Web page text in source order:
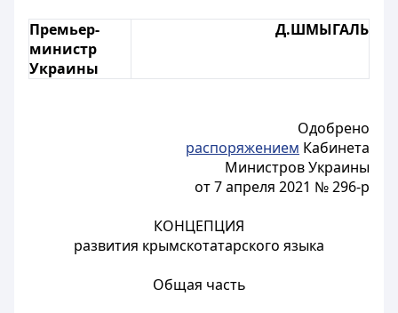
Премьер-
министр
Украины
Д.ШМЫГАЛЬ
Одобрено
распоряжением Кабинета
Министров Украины
от 7 апреля 2021 № 296-р
КОНЦЕПЦИЯ
развития крымскотатарского языка
Общая часть